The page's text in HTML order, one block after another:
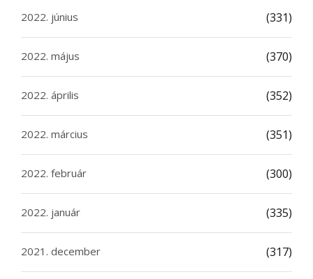
2022. június (331)
2022. május (370)
2022. április (352)
2022. március (351)
2022. február (300)
2022. január (335)
2021. december (317)